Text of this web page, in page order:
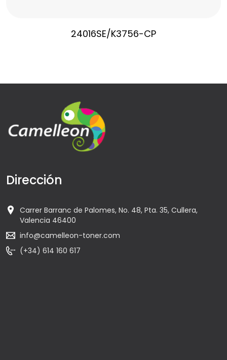
24016SE/K3756-CP
Dirección
Carrer Barranc de Palomes, No. 48, Pta. 35, Cullera,
Valencia 46400
info@camelleon-toner.com
(+34) 614 160 617